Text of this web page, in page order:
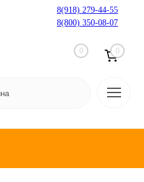
8(918) 279-44-55
8(800) 350-08-07
0 0